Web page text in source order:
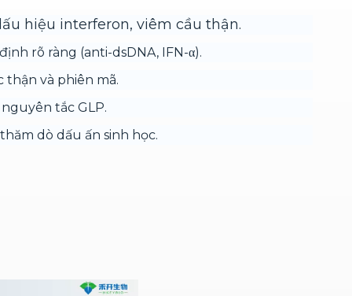
hiệu interferon, viêm cầu thận.
rõ ràng (anti-dsDNA, IFN-α).
thận và phiên mã.
tắc GLP.
dò dấu ấn sinh học.